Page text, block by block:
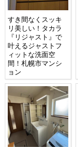
すき間なくスッキ
リ美しい！タカラ
『リジャスト』で
叶えるジャストフ
ィットな洗面空
間！札幌市マンシ
ョン